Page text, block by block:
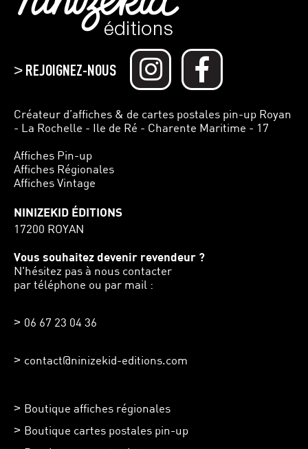
>REJOIGNEZ-NOUS
Créateur d’affiches & de cartes postales pin-up Royan
- La Rochelle - Ile de Ré - Charente Maritime - 17
Affiches Pin-up
Affiches Régionales
Affiches Vintage
NINIZEKID ÉDITIONS
17200 ROYAN
Vous souhaitez devenir revendeur ?
N'hésitez pas à nous contacter
par téléphone ou par mail :
06 67 23 04 36
contact@ninizekid-editions.com
Boutique affiches régionales
Boutique cartes postales pin-up